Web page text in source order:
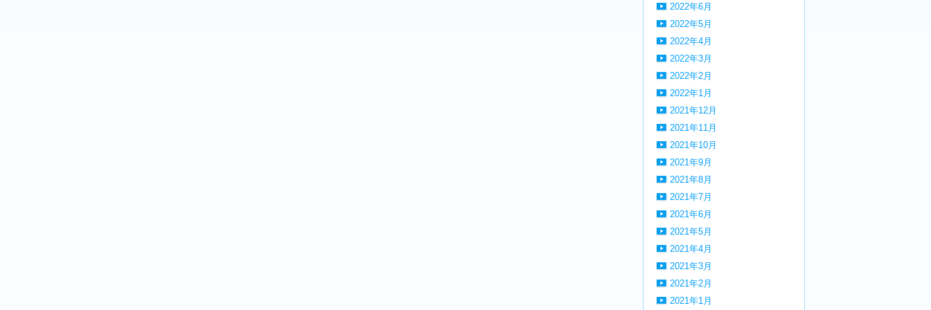
2022年6月
2022年5月
2022年4月
2022年3月
2022年2月
2022年1月
2021年12月
2021年11月
2021年10月
2021年9月
2021年8月
2021年7月
2021年6月
2021年5月
2021年4月
2021年3月
2021年2月
2021年1月